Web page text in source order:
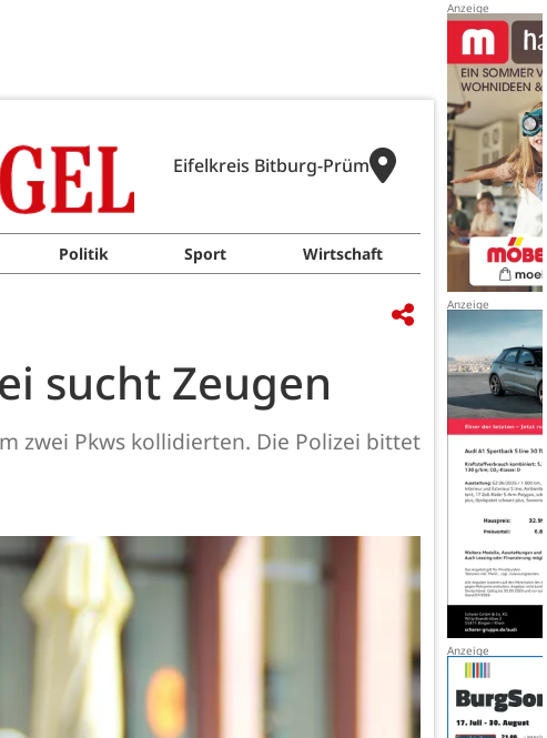
Eifelkreis Bitburg-Prüm
Politik Sport Wirtschaft
sucht Zeugen
zwei Pkws kollidierten. Die Polizei bittet